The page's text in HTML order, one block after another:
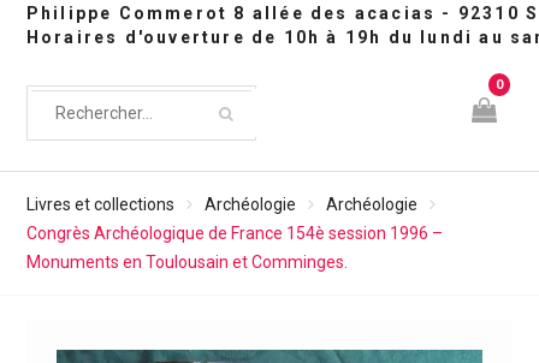
0
Livres et collections Archéologie
Archéologie
Congrès Archéologique de France 154è session 1996 –
Monuments en Toulousain et Comminges.